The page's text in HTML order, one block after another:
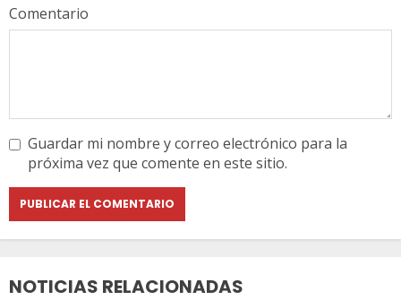
Comentario
Guardar mi nombre y correo electrónico para la
próxima vez que comente en este sitio.
NOTICIAS RELACIONADAS